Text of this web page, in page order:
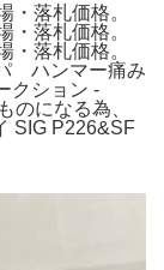
・落札価格。
・落札価格。
・落札価格。
ハンマー痛み
クション -
のになる為、
SIG P226&SF